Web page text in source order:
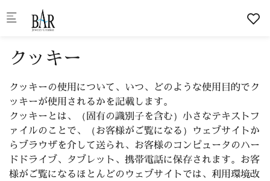
Skip to main content
クッキー
クッキーの使用について、いつ、どのような使用目的でク
ッキーが使用されるかを記載します。
クッキーとは、（固有の識別子を含む）小さなテキストフ
ァイルのことで、（お客様がご覧になる）ウェブサイトか
らブラウザを介して送られ、お客様のコンピュータのハー
ドドライブ、タブレット、携帯電話に保存されます。お客
様がご覧になるほとんどのウェブサイトでは、利用環境改